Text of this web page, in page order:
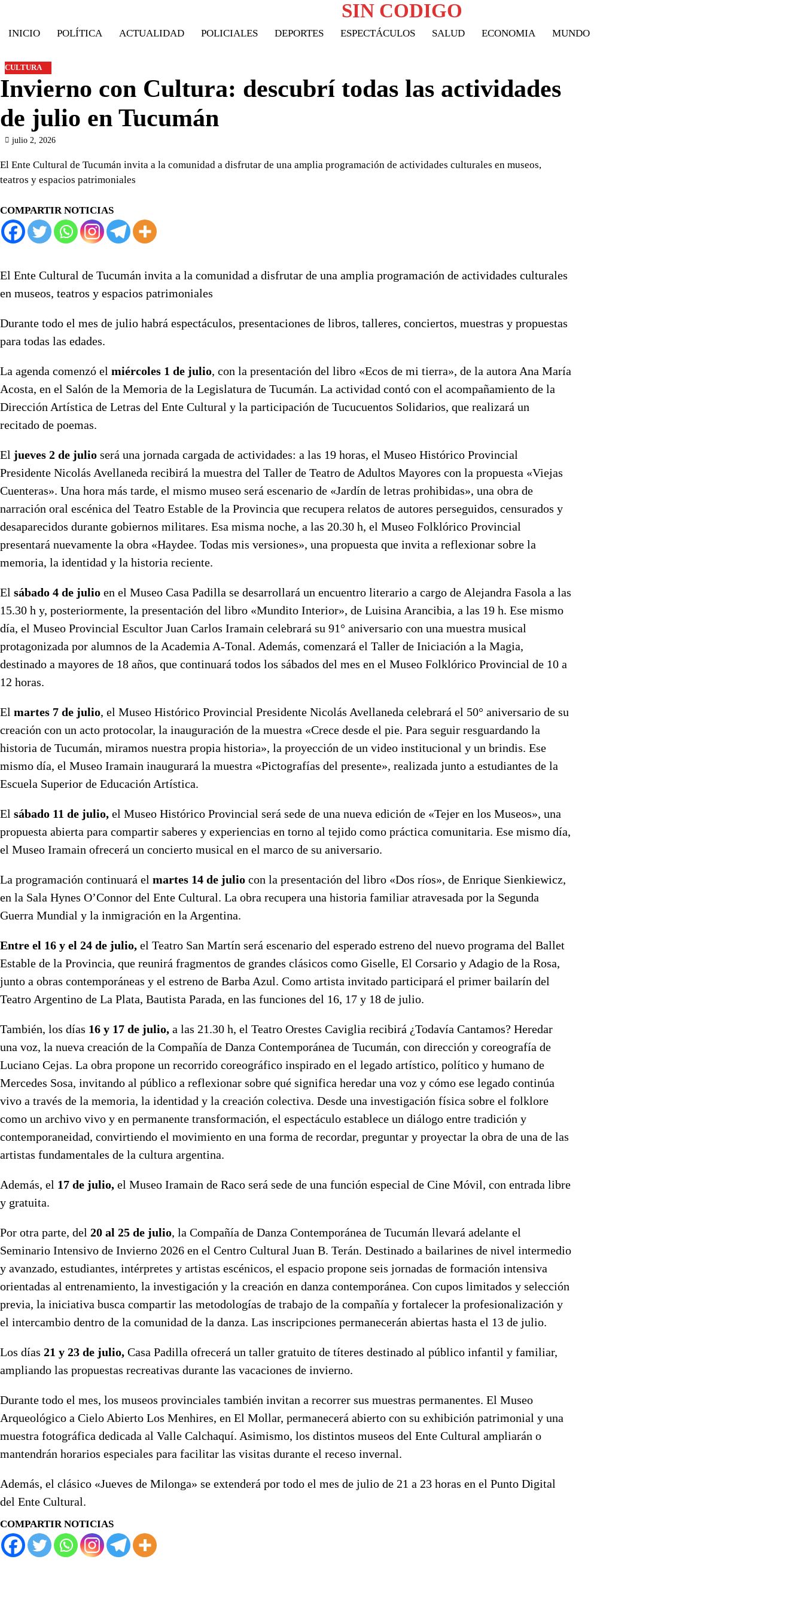
content
SIN CODIGO
INICIO POLÍTICA ACTUALIDAD POLICIALES DEPORTES ESPECTÁCULOS SALUD ECONOMIA MUNDO
CULTURA
Invierno con Cultura: descubrí todas las actividades
de julio en Tucumán
julio 2, 2026
El Ente Cultural de Tucumán invita a la comunidad a disfrutar de una amplia programación de actividades culturales en museos,
teatros y espacios patrimoniales
COMPARTIR NOTICIAS
El Ente Cultural de Tucumán invita a la comunidad a disfrutar de una amplia programación de actividades culturales
en museos, teatros y espacios patrimoniales
Durante todo el mes de julio habrá espectáculos, presentaciones de libros, talleres, conciertos, muestras y propuestas
para todas las edades.
La agenda comenzó el miércoles 1 de julio, con la presentación del libro «Ecos de mi tierra», de la autora Ana María
Acosta, en el Salón de la Memoria de la Legislatura de Tucumán. La actividad contó con el acompañamiento de la
Dirección Artística de Letras del Ente Cultural y la participación de Tucucuentos Solidarios, que realizará un
recitado de poemas.
El jueves 2 de julio será una jornada cargada de actividades: a las 19 horas, el Museo Histórico Provincial
Presidente Nicolás Avellaneda recibirá la muestra del Taller de Teatro de Adultos Mayores con la propuesta «Viejas
Cuenteras». Una hora más tarde, el mismo museo será escenario de «Jardín de letras prohibidas», una obra de
narración oral escénica del Teatro Estable de la Provincia que recupera relatos de autores perseguidos, censurados y
desaparecidos durante gobiernos militares. Esa misma noche, a las 20.30 h, el Museo Folklórico Provincial
presentará nuevamente la obra «Haydee. Todas mis versiones», una propuesta que invita a reflexionar sobre la
memoria, la identidad y la historia reciente.
El sábado 4 de julio en el Museo Casa Padilla se desarrollará un encuentro literario a cargo de Alejandra Fasola a las
15.30 h y, posteriormente, la presentación del libro «Mundito Interior», de Luisina Arancibia, a las 19 h. Ese mismo
día, el Museo Provincial Escultor Juan Carlos Iramain celebrará su 91° aniversario con una muestra musical
protagonizada por alumnos de la Academia A-Tonal. Además, comenzará el Taller de Iniciación a la Magia,
destinado a mayores de 18 años, que continuará todos los sábados del mes en el Museo Folklórico Provincial de 10 a
12 horas.
El martes 7 de julio, el Museo Histórico Provincial Presidente Nicolás Avellaneda celebrará el 50° aniversario de su
creación con un acto protocolar, la inauguración de la muestra «Crece desde el pie. Para seguir resguardando la
historia de Tucumán, miramos nuestra propia historia», la proyección de un video institucional y un brindis. Ese
mismo día, el Museo Iramain inaugurará la muestra «Pictografías del presente», realizada junto a estudiantes de la
Escuela Superior de Educación Artística.
El sábado 11 de julio, el Museo Histórico Provincial será sede de una nueva edición de «Tejer en los Museos», una
propuesta abierta para compartir saberes y experiencias en torno al tejido como práctica comunitaria. Ese mismo día,
el Museo Iramain ofrecerá un concierto musical en el marco de su aniversario.
La programación continuará el martes 14 de julio con la presentación del libro «Dos ríos», de Enrique Sienkiewicz,
en la Sala Hynes O’Connor del Ente Cultural. La obra recupera una historia familiar atravesada por la Segunda
Guerra Mundial y la inmigración en la Argentina.
Entre el 16 y el 24 de julio, el Teatro San Martín será escenario del esperado estreno del nuevo programa del Ballet
Estable de la Provincia, que reunirá fragmentos de grandes clásicos como Giselle, El Corsario y Adagio de la Rosa,
junto a obras contemporáneas y el estreno de Barba Azul. Como artista invitado participará el primer bailarín del
Teatro Argentino de La Plata, Bautista Parada, en las funciones del 16, 17 y 18 de julio.
También, los días 16 y 17 de julio, a las 21.30 h, el Teatro Orestes Caviglia recibirá ¿Todavía Cantamos? Heredar
una voz, la nueva creación de la Compañía de Danza Contemporánea de Tucumán, con dirección y coreografía de
Luciano Cejas. La obra propone un recorrido coreográfico inspirado en el legado artístico, político y humano de
Mercedes Sosa, invitando al público a reflexionar sobre qué significa heredar una voz y cómo ese legado continúa
vivo a través de la memoria, la identidad y la creación colectiva. Desde una investigación física sobre el folklore
como un archivo vivo y en permanente transformación, el espectáculo establece un diálogo entre tradición y
contemporaneidad, convirtiendo el movimiento en una forma de recordar, preguntar y proyectar la obra de una de las
artistas fundamentales de la cultura argentina.
Además, el 17 de julio, el Museo Iramain de Raco será sede de una función especial de Cine Móvil, con entrada libre
y gratuita.
Por otra parte, del 20 al 25 de julio, la Compañía de Danza Contemporánea de Tucumán llevará adelante el
Seminario Intensivo de Invierno 2026 en el Centro Cultural Juan B. Terán. Destinado a bailarines de nivel intermedio
y avanzado, estudiantes, intérpretes y artistas escénicos, el espacio propone seis jornadas de formación intensiva
orientadas al entrenamiento, la investigación y la creación en danza contemporánea. Con cupos limitados y selección
previa, la iniciativa busca compartir las metodologías de trabajo de la compañía y fortalecer la profesionalización y
el intercambio dentro de la comunidad de la danza. Las inscripciones permanecerán abiertas hasta el 13 de julio.
Los días 21 y 23 de julio, Casa Padilla ofrecerá un taller gratuito de títeres destinado al público infantil y familiar,
ampliando las propuestas recreativas durante las vacaciones de invierno.
Durante todo el mes, los museos provinciales también invitan a recorrer sus muestras permanentes. El Museo
Arqueológico a Cielo Abierto Los Menhires, en El Mollar, permanecerá abierto con su exhibición patrimonial y una
muestra fotográfica dedicada al Valle Calchaquí. Asimismo, los distintos museos del Ente Cultural ampliarán o
mantendrán horarios especiales para facilitar las visitas durante el receso invernal.
Además, el clásico «Jueves de Milonga» se extenderá por todo el mes de julio de 21 a 23 horas en el Punto Digital
del Ente Cultural.
COMPARTIR NOTICIAS